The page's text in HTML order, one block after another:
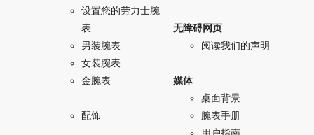
设置您的劳力士腕
表
男装腕表
女装腕表
金腕表
配饰
无障碍网页
阅读我们的声明
媒体
桌面背景
腕表手册